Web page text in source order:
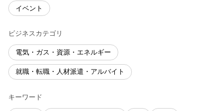
イベント
ビジネスカテゴリ
電気・ガス・資源・エネルギー
就職・転職・人材派遣・アルバイト
キーワード